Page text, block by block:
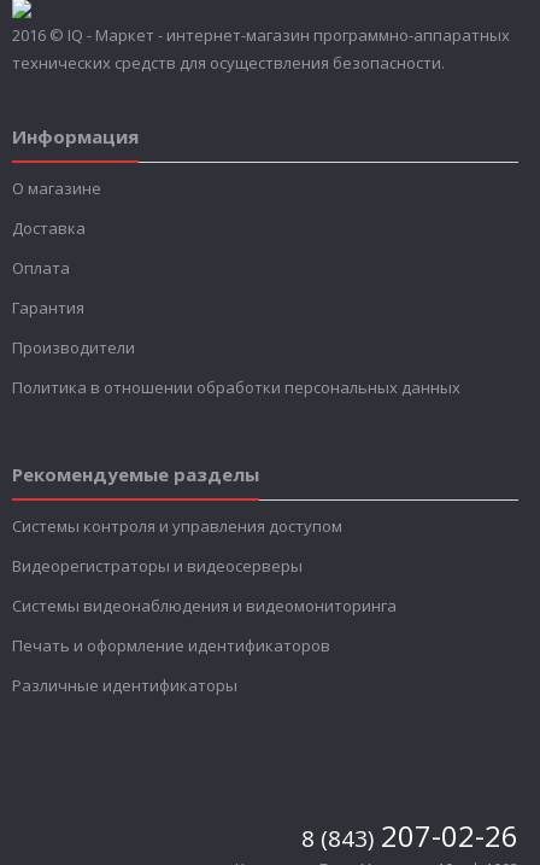
2016 © IQ - Маркет - интернет-магазин программно-аппаратных
технических средств для осуществления безопасности.
Информация
О магазине
Доставка
Оплата
Гарантия
Производители
Политика в отношении обработки персональных данных
Рекомендуемые разделы
Системы контроля и управления доступом
Видеорегистраторы и видеосерверы
Системы видеонаблюдения и видеомониторинга
Печать и оформление идентификаторов
Различные идентификаторы
8 (843) 207-02-26